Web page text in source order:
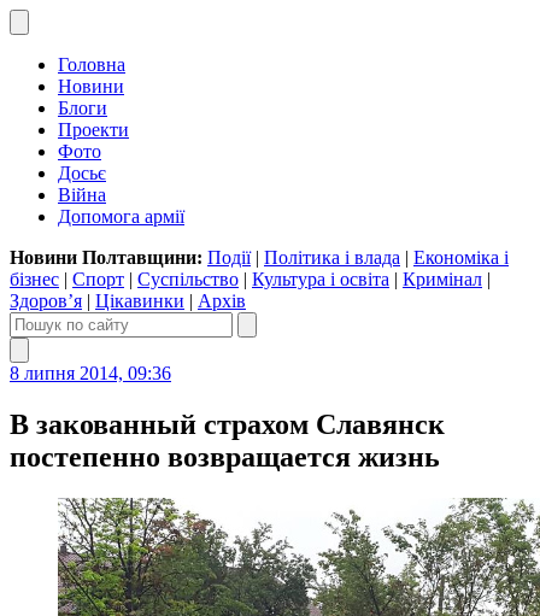
Головна
Новини
Блоги
Проекти
Фото
Досьє
Війна
Допомога армії
Новини Полтавщини: Події| Політика і влада | Економіка і
бізнес | Спорт | Суспільство | Культура і освіта | Кримінал |
Здоров’я | Цікавинки | Архів
8 липня 2014, 09:36
В закованный страхом Славянск
постепенно возвращается жизнь